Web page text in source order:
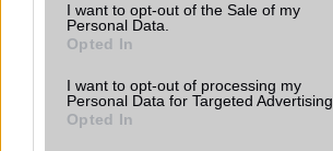
I want to opt-out of the Sale of my
Personal Data.
Opted In
I want to opt-out of processing my
Personal Data for Targeted Advertising.
Opted In
HTC One vs HTC One mini
HTC One: Windows Phone-nal?
További hírek